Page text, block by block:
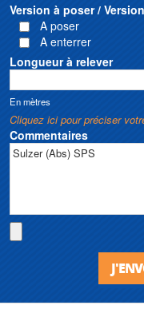
Version à poser /
A poser
A enterrer
Longueur à relever
En mètres
Cliquez ici pour préciser
Commentaires